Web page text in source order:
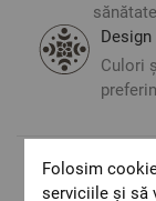
Culori
Folosim
serviciile și să